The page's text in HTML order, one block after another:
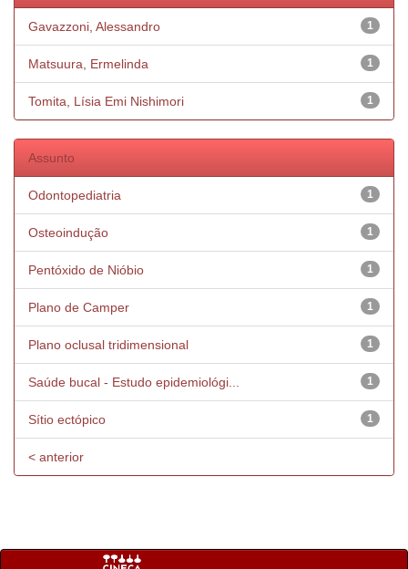
1
Gavazzoni, Alessandro
1
Matsuura, Ermelinda
1
Tomita, Lísia Emi Nishimori
Assunto
1
Odontopediatria
1
Osteoindução
1
Pentóxido de Nióbio
1
Plano de Camper
1
Plano oclusal tridimensional
1
Saúde bucal - Estudo epidemiológi...
1
Sítio ectópico
< anterior